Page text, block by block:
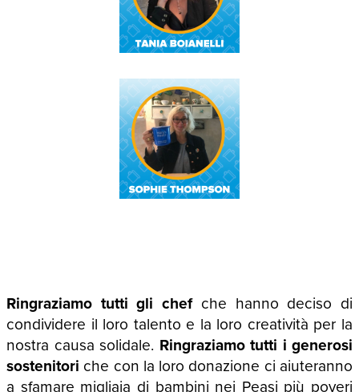
Ringraziamo tutti gli chefche hanno deciso di
condividere il loro talento e la loro creatività per la
nostra causa solidale. Ringraziamo tutti i generosi
sostenitori che con la loro donazione ci aiuteranno
a sfamare migliaia di bambini nei Peasi più poveri